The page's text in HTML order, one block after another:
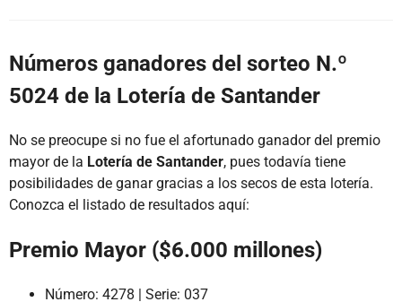
Números ganadores del sorteo N.º
5024 de la Lotería de Santander
No se preocupe si no fue el afortunado ganador del premio
mayor de la Lotería de Santander, pues todavía tiene
posibilidades de ganar gracias a los secos de esta lotería.
Conozca el listado de resultados aquí:
Premio Mayor ($6.000 millones)
Número: 4278 | Serie: 037